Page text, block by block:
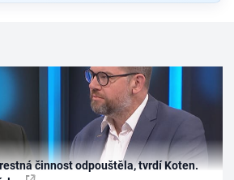
činnost odpouštěla, tvrdí Koten.